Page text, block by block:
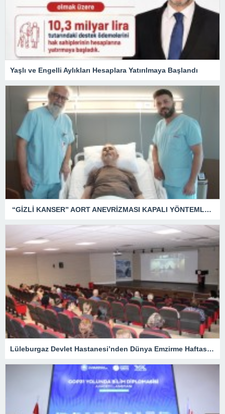
Yaşlı ve Engelli Aylıkları Hesaplara Yatırılmaya Başlandı
“GİZLİ KANSER” AORT ANEVRİZMASI KAPALI YÖNTEMLE TEDAVİ EDİLDİ
Lüleburgaz Devlet Hastanesi’nden Dünya Emzirme Haftası Katılımı